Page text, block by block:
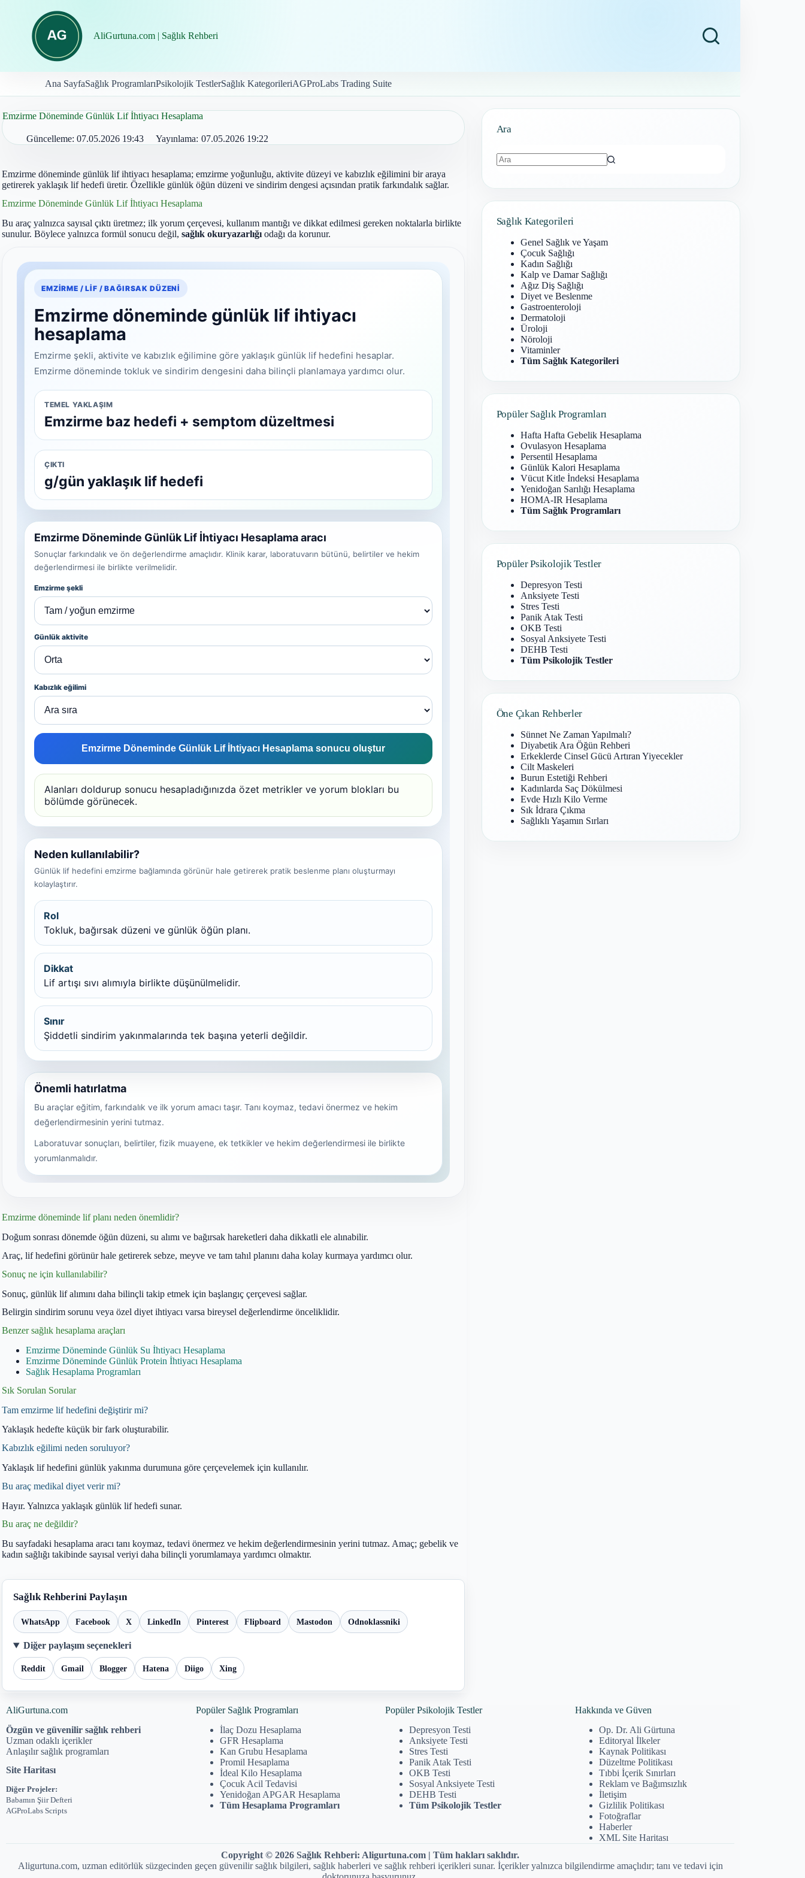
AliGurtuna.com | Sağlık Rehberi
Ana SayfaSağlık ProgramlarıPsikolojik TestlerSağlık KategorileriAGProLabs Trading Suite
Emzirme Döneminde Günlük Lif İhtiyacı Hesaplama
Güncelleme: 07.05.2026 19:43 Yayınlama: 07.05.2026 19:22
Emzirme döneminde günlük lif ihtiyacı hesaplama; emzirme yoğunluğu, aktivite düzeyi ve kabızlık eğilimini bir araya
getirerek yaklaşık lif hedefi üretir. Özellikle günlük öğün düzeni ve sindirim dengesi açısından pratik farkındalık sağlar.
Emzirme Döneminde Günlük Lif İhtiyacı Hesaplama
Bu araç yalnızca sayısal çıktı üretmez; ilk yorum çerçevesi, kullanım mantığı ve dikkat edilmesi gereken noktalarla birlikte
sunulur. Böylece yalnızca formül sonucu değil, sağlık okuryazarlığı odağı da korunur.
Emzirme döneminde lif planı neden önemlidir?
Doğum sonrası dönemde öğün düzeni, su alımı ve bağırsak hareketleri daha dikkatli ele alınabilir.
Araç, lif hedefini görünür hale getirerek sebze, meyve ve tam tahıl planını daha kolay kurmaya yardımcı olur.
Sonuç ne için kullanılabilir?
Sonuç, günlük lif alımını daha bilinçli takip etmek için başlangıç çerçevesi sağlar.
Belirgin sindirim sorunu veya özel diyet ihtiyacı varsa bireysel değerlendirme önceliklidir.
Benzer sağlık hesaplama araçları
Emzirme Döneminde Günlük Su İhtiyacı Hesaplama
Emzirme Döneminde Günlük Protein İhtiyacı Hesaplama
Sağlık Hesaplama Programları
Sık Sorulan Sorular
Tam emzirme lif hedefini değiştirir mi?
Yaklaşık hedefte küçük bir fark oluşturabilir.
Kabızlık eğilimi neden soruluyor?
Yaklaşık lif hedefini günlük yakınma durumuna göre çerçevelemek için kullanılır.
Bu araç medikal diyet verir mi?
Hayır. Yalnızca yaklaşık günlük lif hedefi sunar.
Bu araç ne değildir?
Bu sayfadaki hesaplama aracı tanı koymaz, tedavi önermez ve hekim değerlendirmesinin yerini tutmaz. Amaç; gebelik ve
kadın sağlığı takibinde sayısal veriyi daha bilinçli yorumlamaya yardımcı olmaktır.
Sağlık Rehberini Paylaşın
WhatsApp Facebook X LinkedIn Pinterest Flipboard Mastodon Odnoklassniki
Diğer paylaşım seçenekleri
Reddit Gmail Blogger Hatena Diigo Xing
Ara
bulunamadı
Sağlık Kategorileri
Genel Sağlık ve Yaşam
Çocuk Sağlığı
Kadın Sağlığı
Kalp ve Damar Sağlığı
Ağız Diş Sağlığı
Diyet ve Beslenme
Gastroenteroloji
Dermatoloji
Üroloji
Nöroloji
Vitaminler
Tüm Sağlık Kategorileri
Popüler Sağlık Programları
Hafta Hafta Gebelik Hesaplama
Ovulasyon Hesaplama
Persentil Hesaplama
Günlük Kalori Hesaplama
Vücut Kitle İndeksi Hesaplama
Yenidoğan Sarılığı Hesaplama
HOMA-IR Hesaplama
Tüm Sağlık Programları
Popüler Psikolojik Testler
Depresyon Testi
Anksiyete Testi
Stres Testi
Panik Atak Testi
OKB Testi
Sosyal Anksiyete Testi
DEHB Testi
Tüm Psikolojik Testler
Öne Çıkan Rehberler
Sünnet Ne Zaman Yapılmalı?
Diyabetik Ara Öğün Rehberi
Erkeklerde Cinsel Gücü Artıran Yiyecekler
Cilt Maskeleri
Burun Estetiği Rehberi
Kadınlarda Saç Dökülmesi
Evde Hızlı Kilo Verme
Sık İdrara Çıkma
Sağlıklı Yaşamın Sırları
AliGurtuna.com
Özgün ve güvenilir sağlık rehberi
Uzman odaklı içerikler
Anlaşılır sağlık programları
Site Haritası
Diğer Projeler:
Babamın Şiir Defteri
AGProLabs Scripts
Popüler Sağlık Programları
İlaç Dozu Hesaplama
GFR Hesaplama
Kan Grubu Hesaplama
Promil Hesaplama
İdeal Kilo Hesaplama
Çocuk Acil Tedavisi
Yenidoğan APGAR Hesaplama
Tüm Hesaplama Programları
Popüler Psikolojik Testler
Depresyon Testi
Anksiyete Testi
Stres Testi
Panik Atak Testi
OKB Testi
Sosyal Anksiyete Testi
DEHB Testi
Tüm Psikolojik Testler
Hakkında ve Güven
Op. Dr. Ali Gürtuna
Editoryal İlkeler
Kaynak Politikası
Düzeltme Politikası
Tıbbi İçerik Sınırları
Reklam ve Bağımsızlık
İletişim
Gizlilik Politikası
Fotoğraflar
Haberler
XML Site Haritası
Copyright © 2026 Sağlık Rehberi: Aligurtuna.com | Tüm hakları saklıdır.
Aligurtuna.com, uzman editörlük süzgecinden geçen güvenilir sağlık bilgileri, sağlık haberleri ve sağlık rehberi içerikleri sunar. İçerikler yalnızca bilgilendirme amaçlıdır; tanı ve tedavi için